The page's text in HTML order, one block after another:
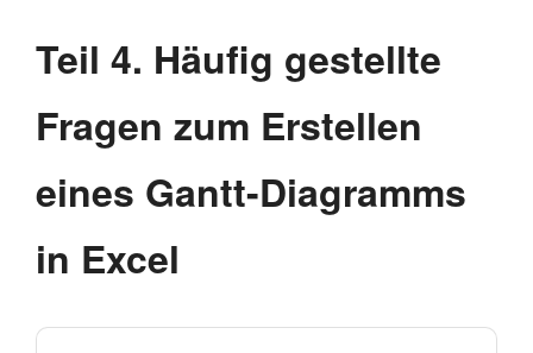
Teil 4. Häufig gestellte
Fragen zum Erstellen
eines Gantt-Diagramms
in Excel